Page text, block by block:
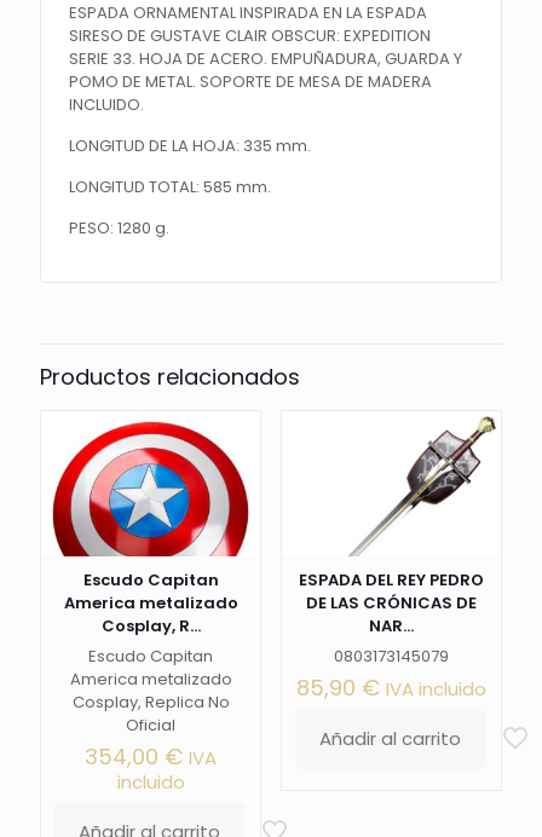
ESPADA ORNAMENTAL INSPIRADA EN LA ESPADA
SIRESO DE GUSTAVE CLAIR OBSCUR: EXPEDITION
SERIE 33. HOJA DE ACERO. EMPUÑADURA, GUARDA Y
POMO DE METAL. SOPORTE DE MESA DE MADERA
INCLUIDO.
LONGITUD DE LA HOJA: 335 mm.
LONGITUD TOTAL: 585 mm.
PESO: 1280 g.
Productos relacionados
Escudo Capitan
America metalizado
Cosplay, R...
Escudo Capitan
America metalizado
Cosplay, Replica No
Oficial
354,00 € IVA
incluido
ESPADA DEL REY PEDRO
DE LAS CRÓNICAS DE
NAR...
0803173145079
85,90 € IVA incluido
Añadir al carrito